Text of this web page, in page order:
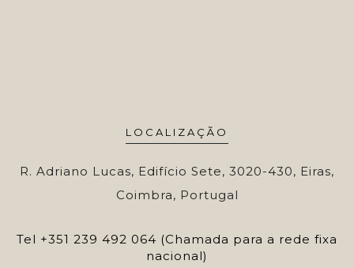
LOCALIZAÇÃO
R. Adriano Lucas, Edifício Sete, 3020-430, Eiras,
Coimbra, Portugal
Tel +351 239 492 064 (Chamada para a rede fixa
nacional)